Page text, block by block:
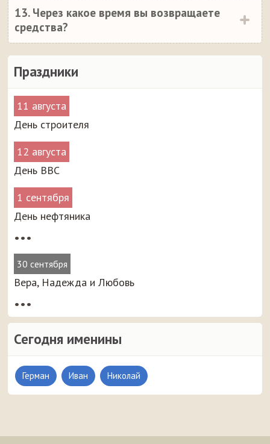
Праздники
11 августа
День строителя
12 августа
День ВВС
1 сентября
День нефтяника
•••
30 сентября
Вера, Надежда и Любовь
•••
Сегодня именины
Герман Иван Николай
13. Через какое время вы возвращаете
средства?